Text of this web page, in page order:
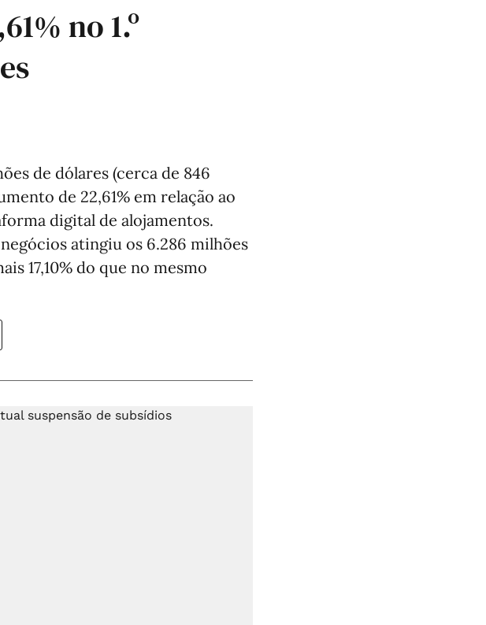
no 1.º
de dólares (cerca de 846
de 22,61% em relação ao
digital de alojamentos.
atingiu os 6.286 milhões
17,10% do que no mesmo